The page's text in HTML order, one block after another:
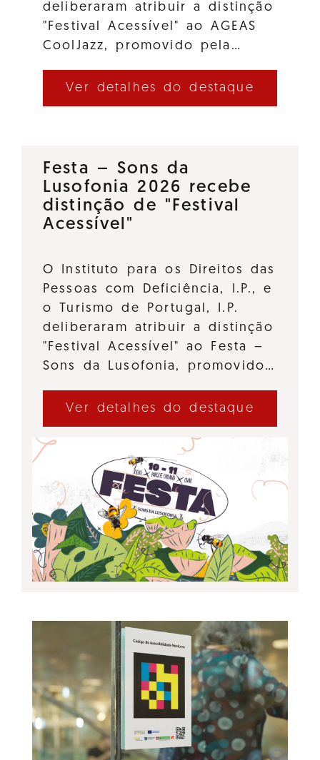
deliberaram atribuir a distinção
"Festival Acessível" ao AGEAS
CoolJazz, promovido pela…
Ver detalhes do destaque
Festa – Sons da
Lusofonia 2026 recebe
distinção de "Festival
Acessível"
O Instituto para os Direitos das
Pessoas com Deficiência, I.P., e
o Turismo de Portugal, I.P.
deliberaram atribuir a distinção
"Festival Acessível" ao Festa –
Sons da Lusofonia, promovido…
Ver detalhes do destaque